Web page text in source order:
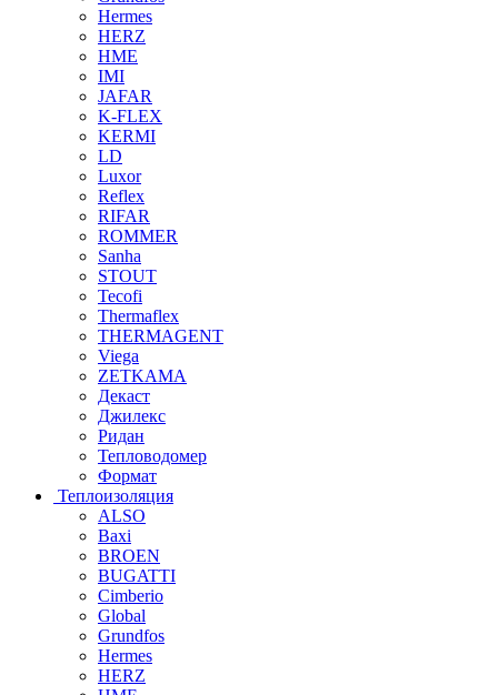
Hermes
HERZ
HME
IMI
JAFAR
K-FLEX
KERMI
LD
Luxor
Reflex
RIFAR
ROMMER
Sanha
STOUT
Tecofi
Thermaflex
THERMAGENT
Viega
ZETKAMA
Декаст
Джилекс
Ридан
Тепловодомер
Формат
Теплоизоляция
ALSO
Baxi
BROEN
BUGATTI
Cimberio
Global
Grundfos
Hermes
HERZ